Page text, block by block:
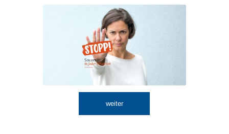
weiter